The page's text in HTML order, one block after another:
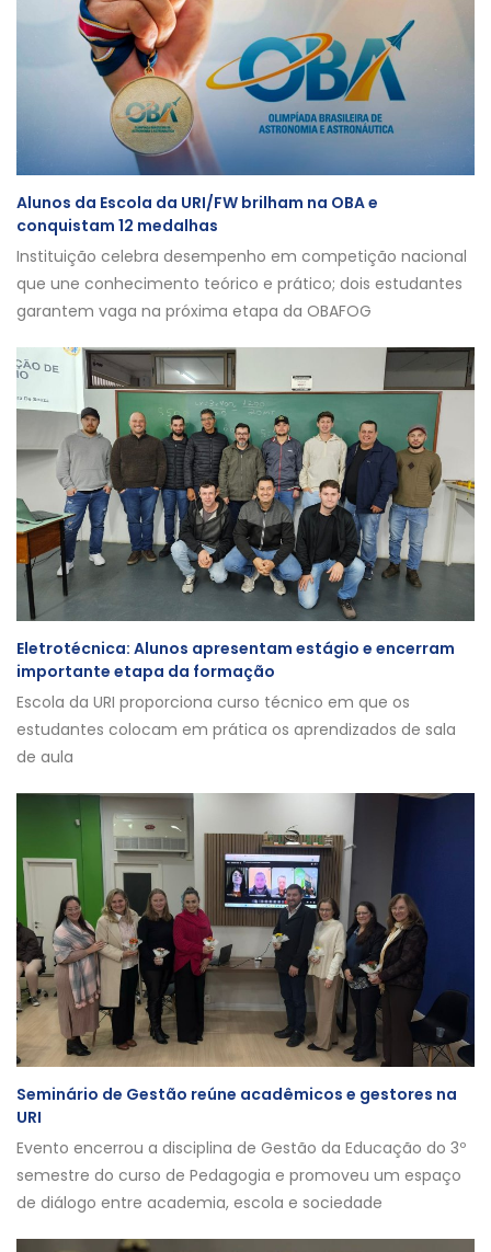
Alunos da Escola da URI/FW brilham na OBA e
conquistam 12 medalhas
Instituição celebra desempenho em competição nacional
que une conhecimento teórico e prático; dois estudantes
garantem vaga na próxima etapa da OBAFOG
Eletrotécnica: Alunos apresentam estágio e encerram
importante etapa da formação
Escola da URI proporciona curso técnico em que os
estudantes colocam em prática os aprendizados de sala
de aula
Seminário de Gestão reúne acadêmicos e gestores na
URI
Evento encerrou a disciplina de Gestão da Educação do 3º
semestre do curso de Pedagogia e promoveu um espaço
de diálogo entre academia, escola e sociedade